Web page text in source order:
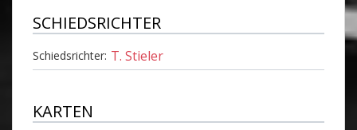
SCHIEDSRICHTER
Schiedsrichter: T. Stieler
KARTEN